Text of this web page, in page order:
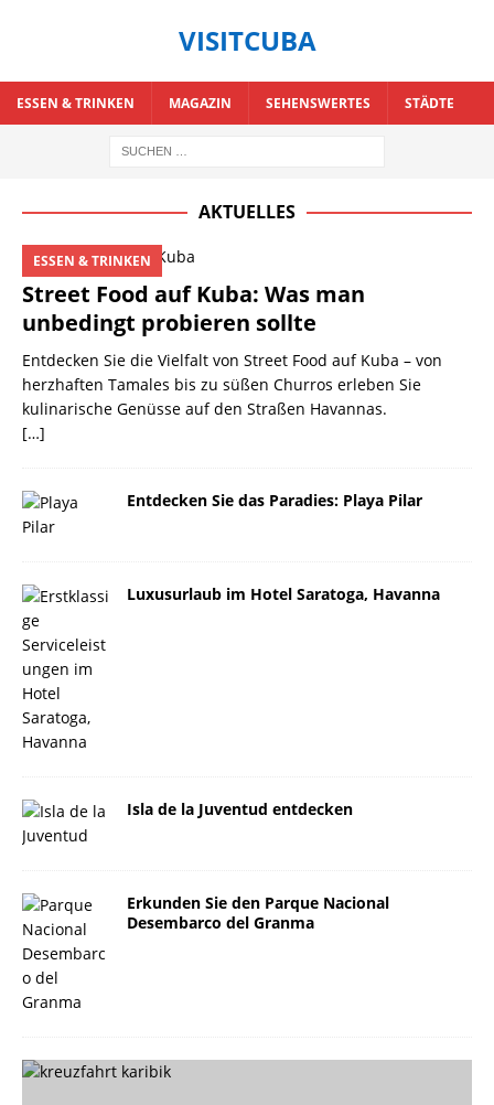
VISITCUBA
ESSEN & TRINKEN MAGAZIN SEHENSWERTES STÄDTE
AKTUELLES
Street Food auf Kuba: Was man
unbedingt probieren sollte
ESSEN & TRINKEN
Entdecken Sie die Vielfalt von Street Food auf Kuba – von
herzhaften Tamales bis zu süßen Churros erleben Sie
kulinarische Genüsse auf den Straßen Havannas.
[…]
Entdecken Sie das Paradies: Playa Pilar
Luxusurlaub im Hotel Saratoga, Havanna
Isla de la Juventud entdecken
Erkunden Sie den Parque Nacional
Desembarco del Granma